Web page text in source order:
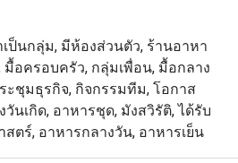
เป็นกลุ่ม, มีห้องส่วนตัว, ร้านอาหา
มื้อครอบครัว, กลุ่มเพื่อน, มื้อกลาง
ะชุมธุรกิจ, กิจกรรมทีม, โอกาส
นเกิด, อาหารชุด, มังสวิรัติ, ได้รับ
สตร์, อาหารกลางวัน, อาหารเย็น